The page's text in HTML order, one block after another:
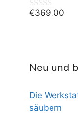
0
€369,00
Neu und
Die
säubern